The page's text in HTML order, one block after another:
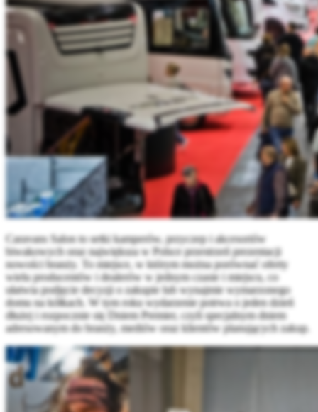
Caravans Salon to setki kamperów, przyczep i akcesoriów
biwakowych oraz największa w Polsce przestrzeń prezentacji
nowości branży. To miejsce, w którym można porównać oferty
wielu producentów i dealerów w jednym czasie i miejscu, co
ułatwia podjęcie decyzji o zakupie lub wynajmie wymarzonego
domu na kółkach. W tym roku wydarzenie potrwa o jeden dzień
dłużej i rozpocznie się Dniem Premier, czyli specjalnym dniem
adresowanym do branży, mediów oraz klientów planujących zakup.